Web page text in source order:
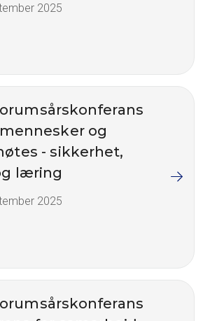
2025
og
- sikkerhet,
læring
2025